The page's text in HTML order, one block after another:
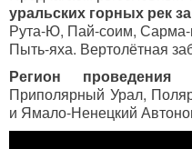
уральских горных рек
Рута-Ю, Пай-соим,
Пыть-яха. Вертолётная
Регион проведения
Приполярный Урал,
и Ямало-Ненецкий